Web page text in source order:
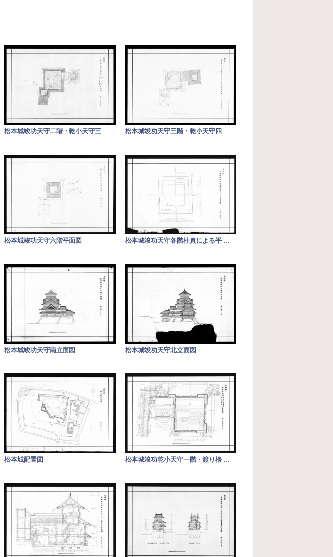
松本城竣功天守二階・乾小天守三... 松本城竣功天守三階・乾小天守四...
松本城竣功天守六階平面図 松本城竣功天守各階柱真による平...
松本城竣功天守南立面図 松本城竣功天守北立面図
松本城配置図 松本城竣功乾小天守一階・渡り櫓...